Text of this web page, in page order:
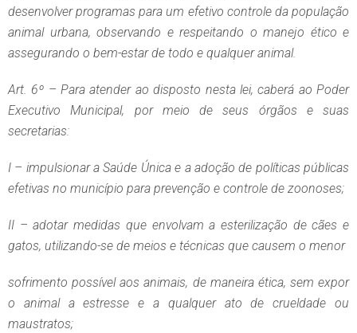
desenvolver programas para um efetivo controle da população
animal urbana, observando e respeitando o manejo ético e
assegurando o bem-estar de todo e qualquer animal.
Art. 6º – Para atender ao disposto nesta lei, caberá ao Poder
Executivo Municipal, por meio de seus órgãos e suas
secretarias:
I – impulsionar a Saúde Única e a adoção de políticas públicas
efetivas no município para prevenção e controle de zoonoses;
II – adotar medidas que envolvam a esterilização de cães e
gatos, utilizando-se de meios e técnicas que causem o menor
sofrimento possível aos animais, de maneira ética, sem expor
o animal a estresse e a qualquer ato de crueldade ou
maustratos;